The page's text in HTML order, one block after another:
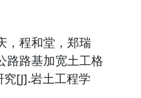
，程和堂，郑瑞
路路基加宽土工格
[J].岩土工程学